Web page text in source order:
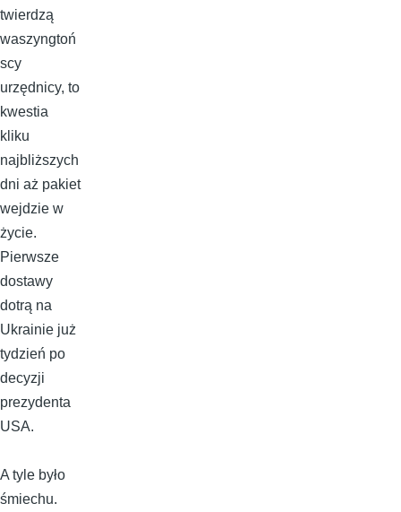
twierdzą
waszyngtoń
scy
urzędnicy, to
kwestia
kliku
najbliższych
dni aż pakiet
wejdzie w
życie.
Pierwsze
dostawy
dotrą na
Ukrainie już
tydzień po
decyzji
prezydenta
USA.
A tyle było
śmiechu.